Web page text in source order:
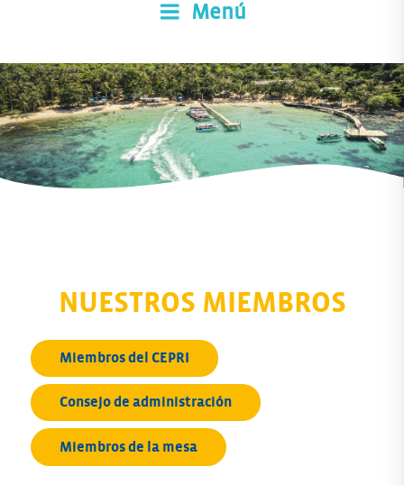
Menú
NUESTROS MIEMBROS
Miembros del CEPRI
Consejo de administración
Miembros de la mesa